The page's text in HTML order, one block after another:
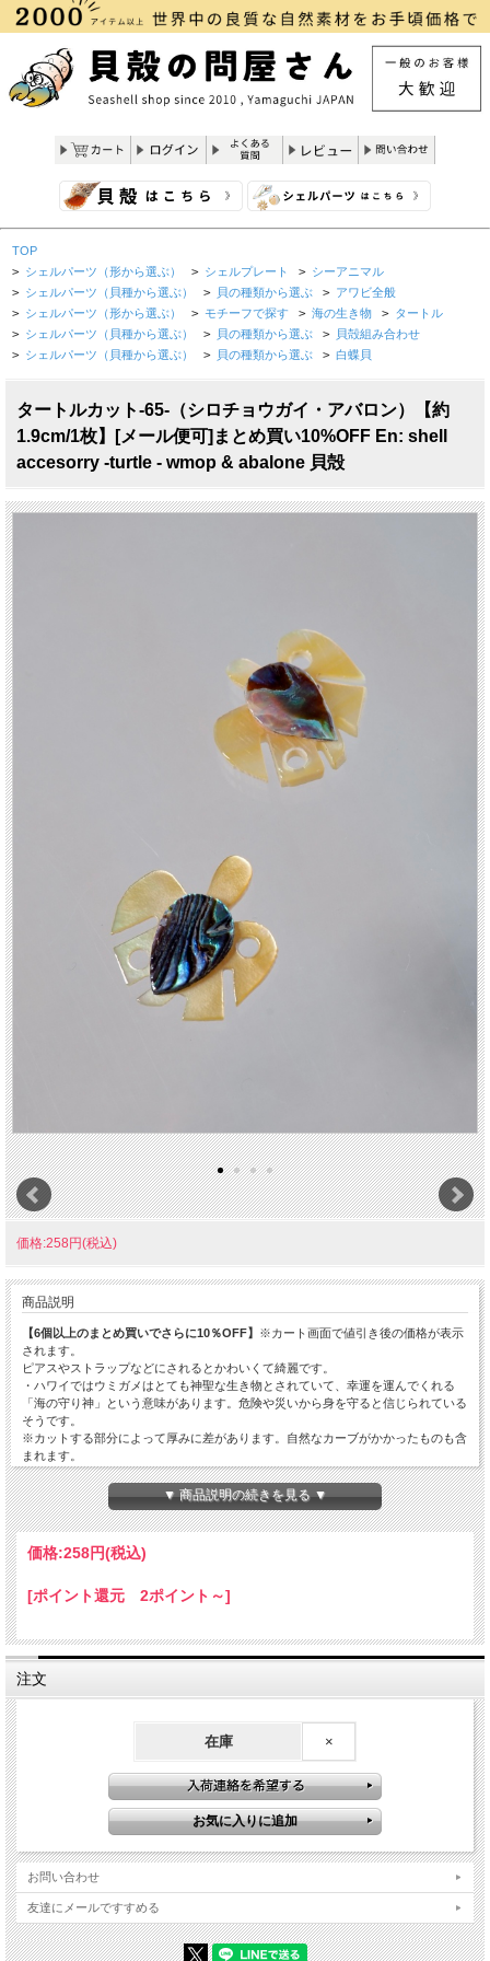
TOP
> シェルパーツ（形から選ぶ） > シェルプレート > シーアニマル
> シェルパーツ（貝種から選ぶ） > 貝の種類から選ぶ > アワビ全般
> シェルパーツ（形から選ぶ） > モチーフで探す > 海の生き物 > タートル
> シェルパーツ（貝種から選ぶ） > 貝の種類から選ぶ > 貝殻組み合わせ
> シェルパーツ（貝種から選ぶ） > 貝の種類から選ぶ > 白蝶貝
タートルカット-65-（シロチョウガイ・アバロン）【約
1.9cm/1枚】[メール便可]まとめ買い10%OFF En: shell
accesorry -turtle - wmop & abalone 貝殻
価格:258円(税込)
商品説明
【6個以上のまとめ買いでさらに10％OFF】 ※カート画面で値引き後の価格が表示
されます。
ピアスやストラップなどにされるとかわいくて綺麗です。
・ハワイではウミガメはとても神聖な生き物とされていて、幸運を運んでくれる
「海の守り神」という意味があります。危険や災いから身を守ると信じられている
そうです。
※カットする部分によって厚みに差があります。自然なカーブがかかったものも含
まれます。
（商品はひとつひとつ手作業でカットするため同じサイズや色、形のものはござい
ませんのでご了承下さい。）
☆ひとことメモ☆和名：シロチョウガイ 生息地：紀伊半島以南、沖縄、熱帯太平洋、オ
ーストラリア 学名：Pinctada maxima
▼ 商品説明の続きを見る ▼
価格:258円(税込)
[ポイント還元 2ポイント～]
注文
在庫 ×
お問い合わせ
友達にメールですすめる